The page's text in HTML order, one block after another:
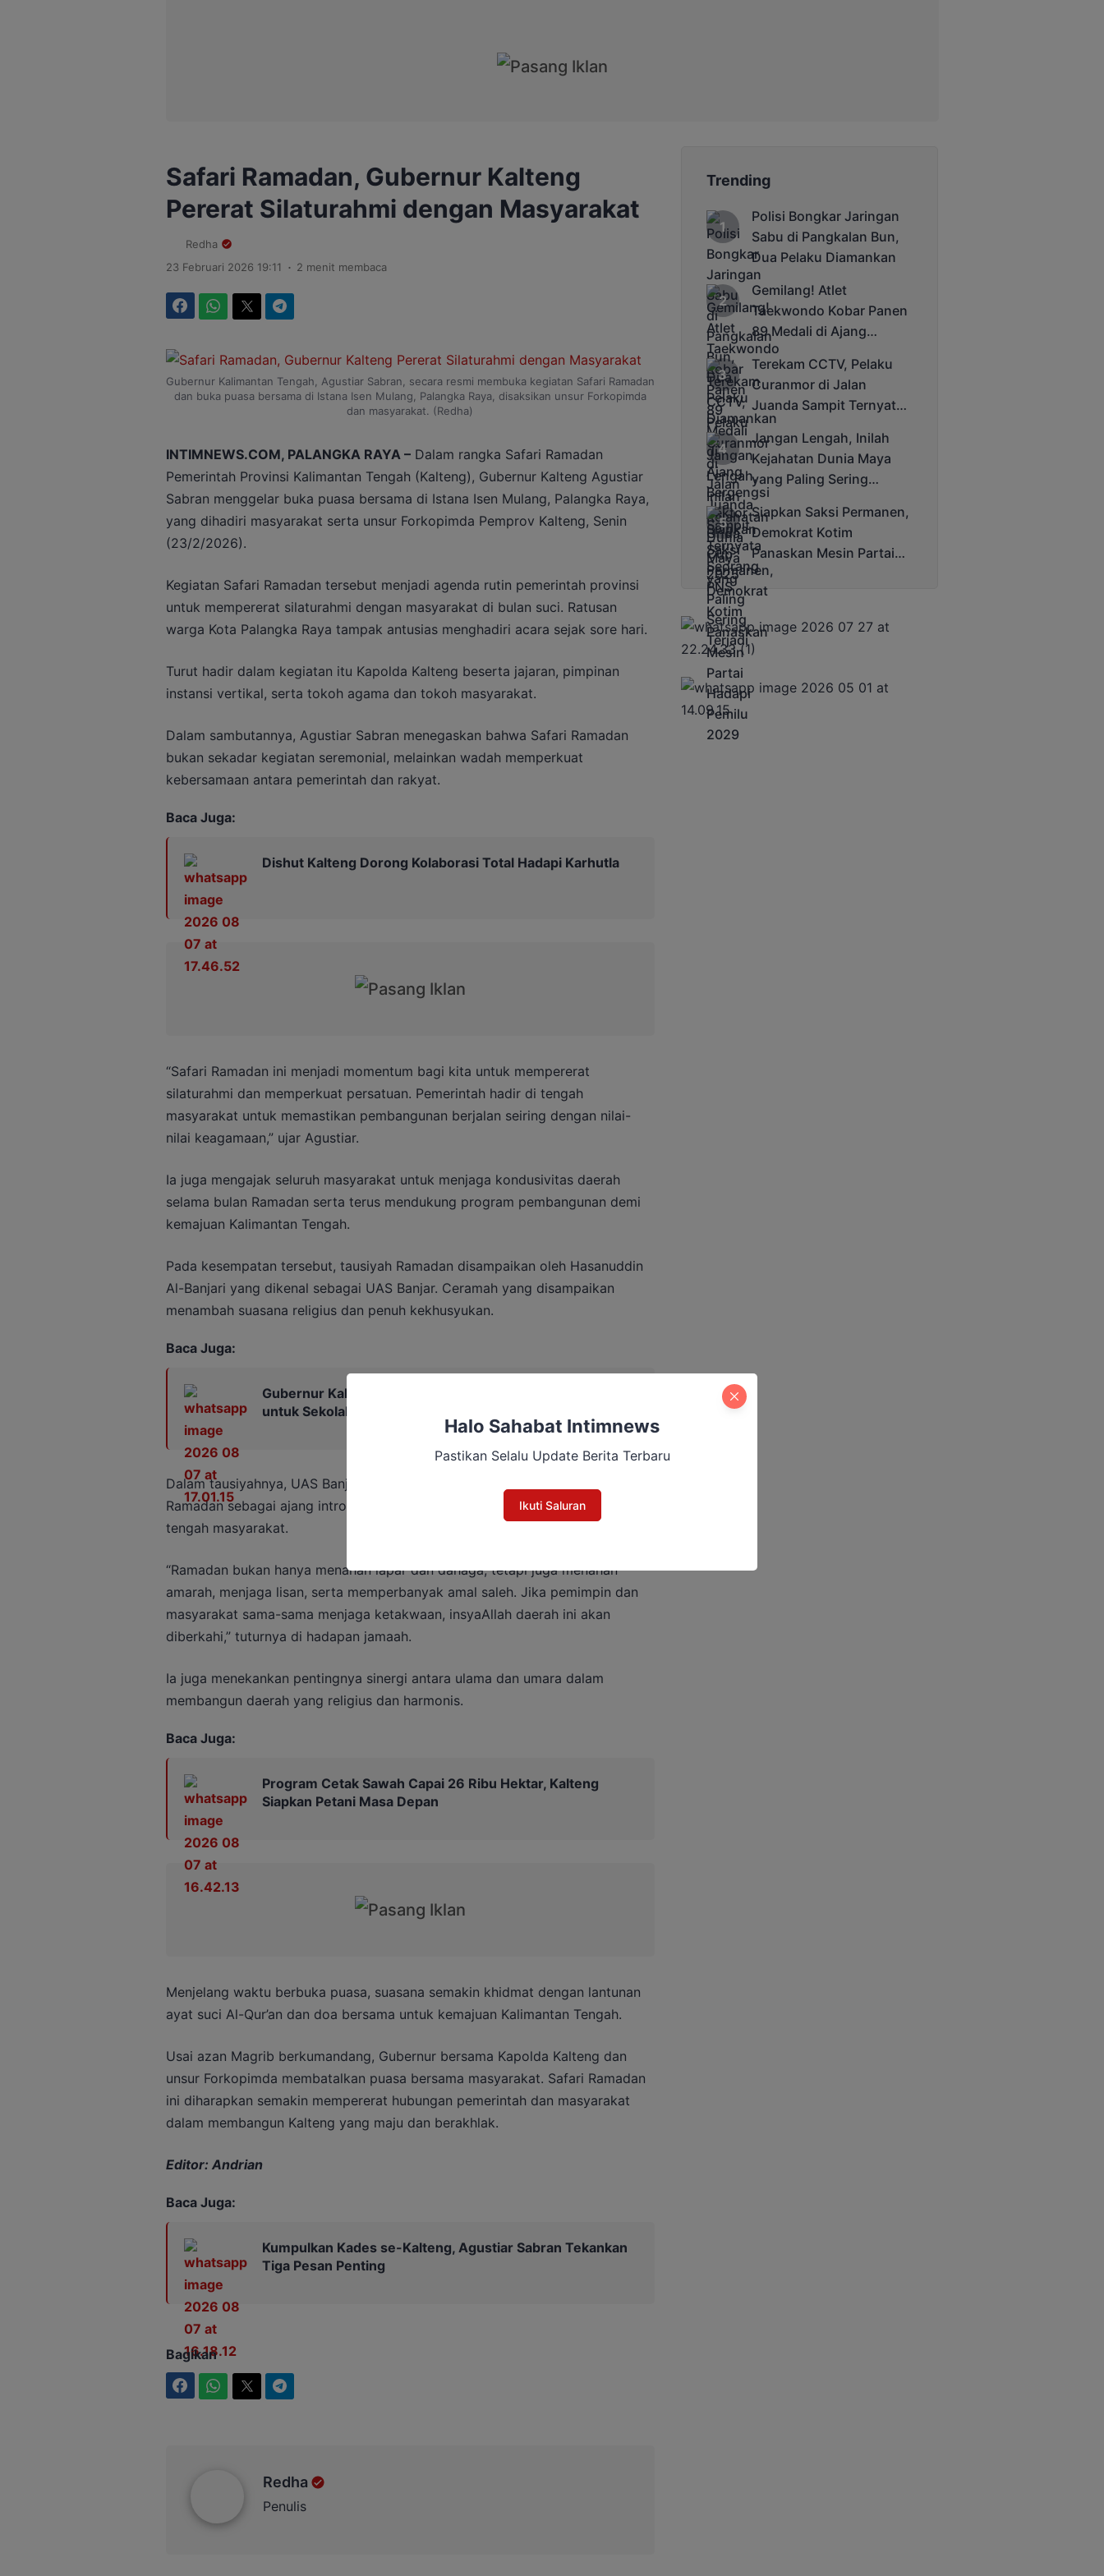
Safari Ramadan, Gubernur Kalteng
Pererat Silaturahmi dengan Masyarakat
Redha
23 Februari 2026 19:11
. 2 menit membaca
Gubernur Kalimantan Tengah, Agustiar Sabran, secara resmi membuka kegiatan Safari Ramadan
dan buka puasa bersama di Istana Isen Mulang, Palangka Raya, disaksikan unsur Forkopimda
dan masyarakat. (Redha)
INTIMNEWS.COM, PALANGKA RAYA –Dalam rangka Safari Ramadan
Pemerintah Provinsi Kalimantan Tengah (Kalteng), Gubernur Kalteng Agustiar
Sabran menggelar buka puasa bersama di Istana Isen Mulang, Palangka Raya,
yang dihadiri masyarakat serta unsur Forkopimda Pemprov Kalteng, Senin
(23/2/2026).
Kegiatan Safari Ramadan tersebut menjadi agenda rutin pemerintah provinsi
untuk mempererat silaturahmi dengan masyarakat di bulan suci. Ratusan
warga Kota Palangka Raya tampak antusias menghadiri acara sejak sore hari.
Turut hadir dalam kegiatan itu Kapolda Kalteng beserta jajaran, pimpinan
instansi vertikal, serta tokoh agama dan tokoh masyarakat.
Dalam sambutannya, Agustiar Sabran menegaskan bahwa Safari Ramadan
bukan sekadar kegiatan seremonial, melainkan wadah memperkuat
kebersamaan antara pemerintah dan rakyat.
Baca Juga:
Dishut Kalteng Dorong Kolaborasi Total Hadapi Karhutla
“Safari Ramadan ini menjadi momentum bagi kita untuk mempererat
silaturahmi dan memperkuat persatuan. Pemerintah hadir di tengah
masyarakat untuk memastikan pembangunan berjalan seiring dengan nilai-
nilai keagamaan,” ujar Agustiar.
Ia juga mengajak seluruh masyarakat untuk menjaga kondusivitas daerah
selama bulan Ramadan serta terus mendukung program pembangunan demi
kemajuan Kalimantan Tengah.
Pada kesempatan tersebut, tausiyah Ramadan disampaikan oleh Hasanuddin
Al-Banjari yang dikenal sebagai UAS Banjar. Ceramah yang disampaikan
menambah suasana religius dan penuh kekhusyukan.
Baca Juga:
Gubernur Kalteng Salurkan Ratusan Perangkat Starlink
untuk Sekolah dan Puskesmas
Dalam tausiyahnya, UAS Banjar mengingatkan pentingnya menjadikan
Ramadan sebagai ajang introspeksi diri dan memperkuat kepedulian sosial di
tengah masyarakat.
“Ramadan bukan hanya menahan lapar dan dahaga, tetapi juga menahan
amarah, menjaga lisan, serta memperbanyak amal saleh. Jika pemimpin dan
masyarakat sama-sama menjaga ketakwaan, insyaAllah daerah ini akan
diberkahi,” tuturnya di hadapan jamaah.
Ia juga menekankan pentingnya sinergi antara ulama dan umara dalam
membangun daerah yang religius dan harmonis.
Baca Juga:
Program Cetak Sawah Capai 26 Ribu Hektar, Kalteng
Siapkan Petani Masa Depan
Menjelang waktu berbuka puasa, suasana semakin khidmat dengan lantunan
ayat suci Al-Qur’an dan doa bersama untuk kemajuan Kalimantan Tengah.
Usai azan Magrib berkumandang, Gubernur bersama Kapolda Kalteng dan
unsur Forkopimda membatalkan puasa bersama masyarakat. Safari Ramadan
ini diharapkan semakin mempererat hubungan pemerintah dan masyarakat
dalam membangun Kalteng yang maju dan berakhlak.
Editor: Andrian
Baca Juga:
Kumpulkan Kades se-Kalteng, Agustiar Sabran Tekankan
Tiga Pesan Penting
Bagikan
Redha
Penulis
Trending
Polisi Bongkar Jaringan
Sabu di Pangkalan Bun,
Dua Pelaku Diamankan
Gemilang! Atlet
Taekwondo Kobar Panen
89 Medali di Ajang
Bergengsi Rektor Unda
Cup 2025
Terekam CCTV, Pelaku
Curanmor di Jalan
Juanda Sampit Ternyata
Seorang PNS
Jangan Lengah, Inilah
Kejahatan Dunia Maya
yang Paling Sering
Terjadi
Siapkan Saksi Permanen,
Demokrat Kotim
Panaskan Mesin Partai
Hadapi Pemilu 2029
Halo Sahabat Intimnews
Pastikan Selalu Update Berita Terbaru
Ikuti Saluran